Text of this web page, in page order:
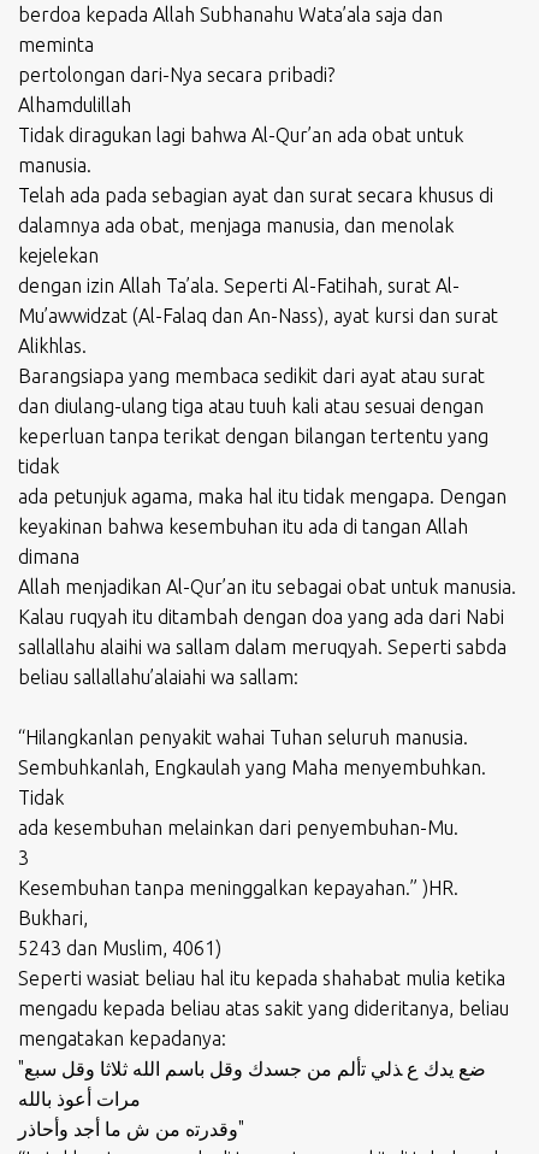
berdoa kepada Allah Subhanahu Wata’ala saja dan
meminta
pertolongan dari-Nya secara pribadi?
Alhamdulillah
Tidak diragukan lagi bahwa Al-Qur’an ada obat untuk
manusia.
Telah ada pada sebagian ayat dan surat secara khusus di
dalamnya ada obat, menjaga manusia, dan menolak
kejelekan
dengan izin Allah Ta’ala. Seperti Al-Fatihah, surat Al-
Mu’awwidzat (Al-Falaq dan An-Nass), ayat kursi dan surat
Alikhlas.
Barangsiapa yang membaca sedikit dari ayat atau surat
dan diulang-ulang tiga atau tuuh kali atau sesuai dengan
keperluan tanpa terikat dengan bilangan tertentu yang
tidak
ada petunjuk agama, maka hal itu tidak mengapa. Dengan
keyakinan bahwa kesembuhan itu ada di tangan Allah
dimana
Allah menjadikan Al-Qur’an itu sebagai obat untuk manusia.
Kalau ruqyah itu ditambah dengan doa yang ada dari Nabi
sallallahu alaihi wa sallam dalam meruqyah. Seperti sabda
beliau sallallahu’alaiahi wa sallam:
“Hilangkanlan penyakit wahai Tuhan seluruh manusia.
Sembuhkanlah, Engkaulah yang Maha menyembuhkan.
Tidak
ada kesembuhan melainkan dari penyembuhan-Mu.
3
Kesembuhan tanpa meninggalkan kepayahan.” )HR.
Bukhari,
5243 dan Muslim, 4061)
Seperti wasiat beliau hal itu kepada shahabat mulia ketika
mengadu kepada beliau atas sakit yang dideritanya, beliau
mengatakan kepadanya:
"ضع يدك ع ﺬلي ﺗألم من جسدك وقل باسم الله ثلاثا وقل سبع
مرات أعوذ بالله
وقدرﺗه من ش ما أجد وأحاذر"